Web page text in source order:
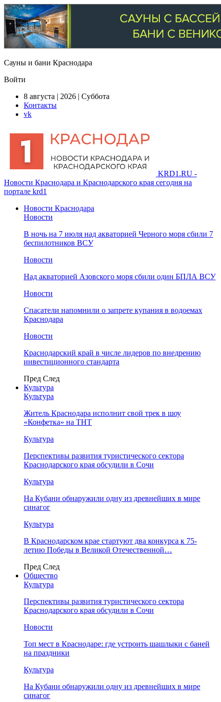
Сауны и бани Краснодара
Войти
8 августа | 2026 | Суббота
Контакты
vk
KRD1.RU -
Новости Краснодара и Краснодарского края сегодня на
портале krd1
Новости Краснодара
Новости
В ночь на 7 июля над акваторией Черного моря сбили 7
беспилотников ВСУ
Новости
Над акваторией Азовского моря сбили один БПЛА ВСУ
Новости
Спасатели напомнили о запрете купания в водоемах
Краснодара
Новости
Краснодарский край в числе лидеров по внедрению
инвестиционного стандарта
Пред След
Культура
Культура
Житель Краснодара исполнит свой трек в шоу
«Конфетка» на ТНТ
Культура
Перспективы развития туристического сектора
Краснодарского края обсудили в Сочи
Культура
На Кубани обнаружили одну из древнейших в мире
синагог
Культура
В Краснодарском крае стартуют два конкурса к 75-
летию Победы в Великой Отечественной…
Пред След
Общество
Культура
Перспективы развития туристического сектора
Краснодарского края обсудили в Сочи
Новости
Топ мест в Краснодаре: где устроить шашлыки с баней
на праздники
Культура
На Кубани обнаружили одну из древнейших в мире
синагог